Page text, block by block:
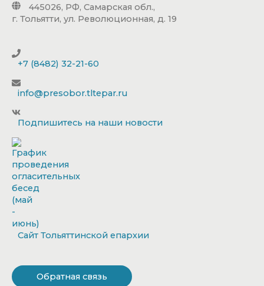
445026, РФ, Самарская обл.,
г. Тольятти, ул. Революционная, д. 19
+7 (8482) 32-21-60
info@presobor.tltepar.ru
Подпишитесь на наши новости
Сайт Тольяттинской епархии
Обратная связь